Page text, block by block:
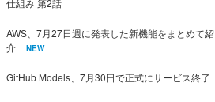
仕組み 第2話
AWS、7月27日週に発表した新機能をまとめて紹
介
NEW
GitHub Models、7月30日で正式にサービス終了